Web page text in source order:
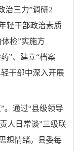
治三力”调研2
轻干部政治素质
检”实施方
”、建立“档案
干部中深入开展
。通过“县级领导
人日常谈”三级联
想情绪。 县委每